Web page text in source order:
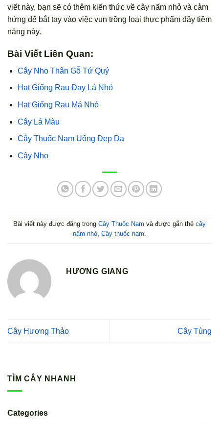
viết này, bạn sẽ có thêm kiến thức về cây nấm nhỏ và cảm
hứng để bắt tay vào việc vun trồng loại thực phẩm đầy tiềm
năng này.
Bài Viết Liên Quan:
Cây Nho Thân Gỗ Tứ Quý
Hạt Giống Rau Đay Lá Nhỏ
Hạt Giống Rau Má Nhỏ
Cây Lá Màu
Cây Thuốc Nam Uống Đẹp Da
Cây Nho
Bài viết này được đăng trong Cây Thuốc Nam và được gắn thẻ cây
nấm nhỏ, Cây thuốc nam.
HƯƠNG GIANG
Cây Hương Thảo Cây Tùng
TÌM CÂY NHANH
Categories